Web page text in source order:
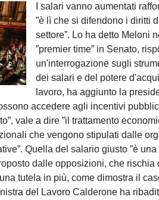
I salari vanno aumentati
”è lì che si difendono i diritti
settore”. Lo ha detto Meloni
”premier time” in Senato,
un'interrogazione sugli
dei salari e del potere
lavoro, ha aggiunto la
accedere agli incentivi
vale a dire ”il trattamento
che vengono stipulati dalle
Quella del salario giusto ”è una
dalle opposizioni, che rischia
tutela in più, come dimostra il
del Lavoro Calderone ha